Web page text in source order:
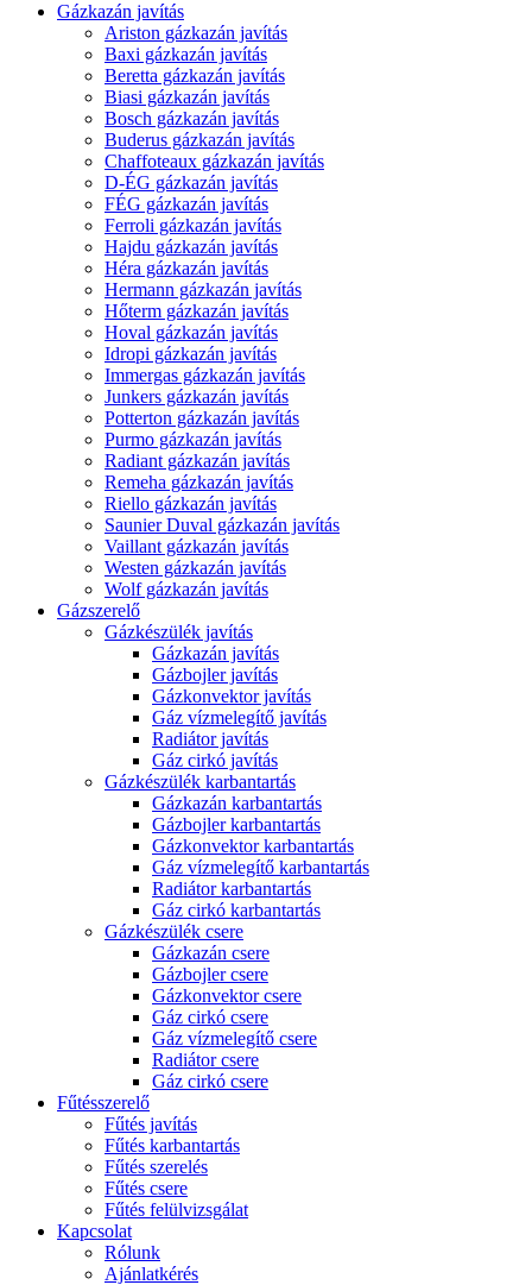
Gázkazán javítás
Ariston gázkazán javítás
Baxi gázkazán javítás
Beretta gázkazán javítás
Biasi gázkazán javítás
Bosch gázkazán javítás
Buderus gázkazán javítás
Chaffoteaux gázkazán javítás
D-ÉG gázkazán javítás
FÉG gázkazán javítás
Ferroli gázkazán javítás
Hajdu gázkazán javítás
Héra gázkazán javítás
Hermann gázkazán javítás
Hőterm gázkazán javítás
Hoval gázkazán javítás
Idropi gázkazán javítás
Immergas gázkazán javítás
Junkers gázkazán javítás
Potterton gázkazán javítás
Purmo gázkazán javítás
Radiant gázkazán javítás
Remeha gázkazán javítás
Riello gázkazán javítás
Saunier Duval gázkazán javítás
Vaillant gázkazán javítás
Westen gázkazán javítás
Wolf gázkazán javítás
Gázszerelő
Gázkészülék javítás
Gázkazán javítás
Gázbojler javítás
Gázkonvektor javítás
Gáz vízmelegítő javítás
Radiátor javítás
Gáz cirkó javítás
Gázkészülék karbantartás
Gázkazán karbantartás
Gázbojler karbantartás
Gázkonvektor karbantartás
Gáz vízmelegítő karbantartás
Radiátor karbantartás
Gáz cirkó karbantartás
Gázkészülék csere
Gázkazán csere
Gázbojler csere
Gázkonvektor csere
Gáz cirkó csere
Gáz vízmelegítő csere
Radiátor csere
Gáz cirkó csere
Fűtésszerelő
Fűtés javítás
Fűtés karbantartás
Fűtés szerelés
Fűtés csere
Fűtés felülvizsgálat
Kapcsolat
Rólunk
Ajánlatkérés